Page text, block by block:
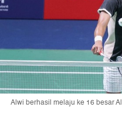
Alwi berhasil melaju ke 16 besar